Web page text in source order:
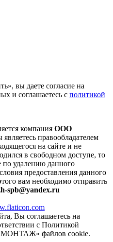
, вы даете согласие на
и соглашаетесь с политикой
компания ООО
являетесь правообладателем
на сайте и не
в свободном доступе, то
по удалению данного
предоставления данного
вам необходимо отправить
spb@yandex.ru
Вы соглашаетесь на
с Политикой
файлов cookie.